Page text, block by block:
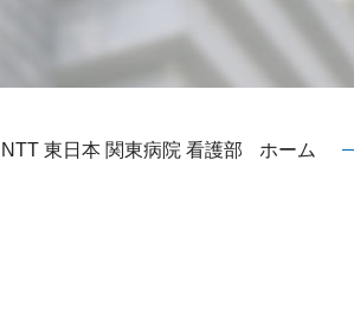
NTT 東日本 関東病院 看護部 ホーム